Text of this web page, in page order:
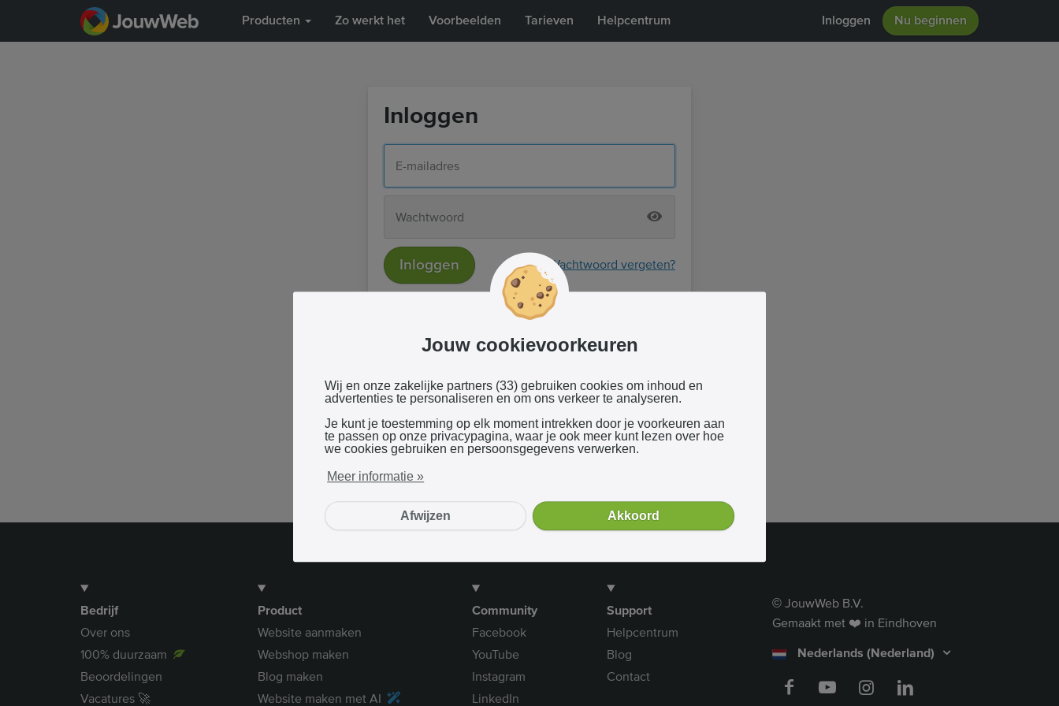
Producten Zo werkt het Voorbeelden Tarieven Helpcentrum Inloggen Nu beginnen
Inloggen
Inloggen Wachtwoord vergeten?
of
Bij gebruik van onze dienst ga je akkoord met onze
algemene voorwaarden
Bedrijf
Over ons
100% duurzaam
Beoordelingen
Vacatures 🚀
Product
Website aanmaken
Webshop maken
Blog maken
Website maken met AI
Community
Facebook
YouTube
Instagram
LinkedIn
Support
Helpcentrum
Blog
Contact
© JouwWeb B.V.
Gemaakt met ❤️ in Eindhoven
Nederlands (Nederland)
Jouw cookievoorkeuren
Wij en onze zakelijke partners (33) gebruiken cookies om inhoud en
advertenties te personaliseren en om ons verkeer te analyseren.
Je kunt je toestemming op elk moment intrekken door je voorkeuren aan
te passen op onze privacypagina, waar je ook meer kunt lezen over hoe
we cookies gebruiken en persoonsgegevens verwerken.
Meer informatie »
Afwijzen Akkoord